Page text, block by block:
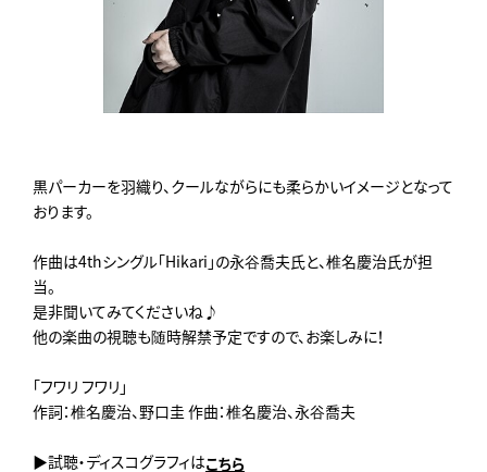
黒パーカーを羽織り、クールながらにも柔らかいイメージとなって
おります。
作曲は4thシングル「Hikari」の永谷喬夫氏と、椎名慶治氏が担
当。
是非聞いてみてくださいね♪
他の楽曲の視聴も随時解禁予定ですので、お楽しみに！
「フワリ フワリ」
作詞：椎名慶治、野口圭 作曲：椎名慶治、永谷喬夫
▶試聴・ディスコグラフィはこちら